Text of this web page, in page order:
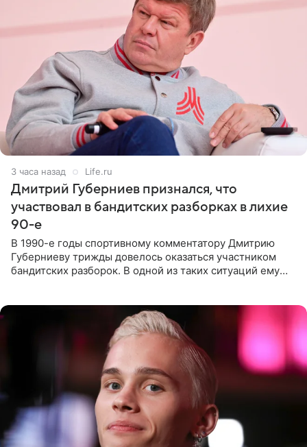
3 часа назад Life.ru
Дмитрий Губерниев признался, что
участвовал в бандитских разборках в лихие
90-е
В 1990-е годы спортивному комментатору Дмитрию
Губерниеву трижды довелось оказаться участником
бандитских разборок. В одной из таких ситуаций ему